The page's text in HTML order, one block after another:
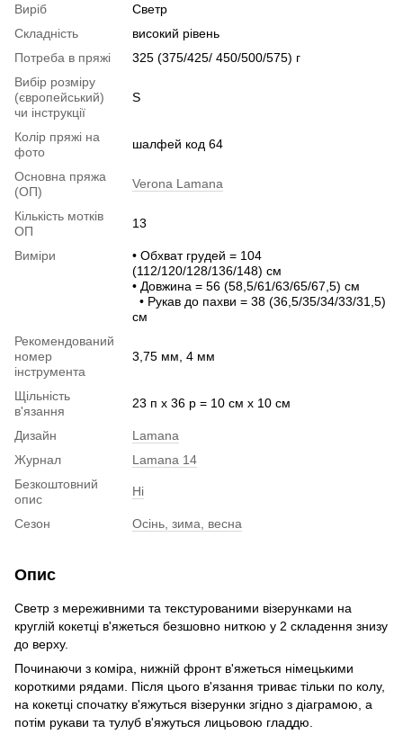
Виріб
Светр
Складність
високий рівень
Потреба в пряжі
325 (375/425/ 450/500/575) г
Вибір розміру
(європейський)
чи інструкції
S
Колір пряжі на
фото
шалфей код 64
Основна пряжа
(ОП)
Verona Lamana
Кількість мотків
ОП
13
Виміри
• Обхват грудей = 104
(112/120/128/136/148) см
• Довжина = 56 (58,5/61/63/65/67,5) см
• Рукав до пахви = 38 (36,5/35/34/33/31,5)
см
Рекомендований
номер
інструмента
3,75 мм, 4 мм
Щільність
в'язання
23 п х 36 р = 10 см х 10 см
Дизайн
Lamana
Журнал
Lamana 14
Безкоштовний
опис
Ні
Сезон Осінь, зима, весна
Опис
Светр з мереживними та текстурованими візерунками на
круглій кокетці в'яжеться безшовно ниткою у 2 складення знизу
до верху.
Починаючи з коміра, нижній фронт в'яжеться німецькими
короткими рядами. Після цього в'язання триває тільки по колу,
на кокетці спочатку в'яжуться візерунки згідно з діаграмою, а
потім рукави та тулуб в'яжуться лицьовою гладдю.